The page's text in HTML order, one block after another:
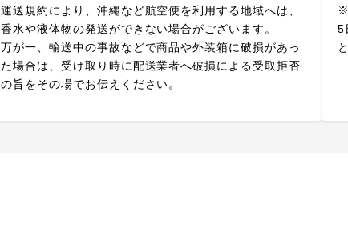
運送規約により、沖縄など航空便を利用する地域へは、
香水や液体物の発送ができない場合がございます。
万が一、輸送中の事故などで商品や外装箱に破損があっ
た場合は、受け取り時に配送業者へ破損による受取拒否
の旨をその場でお伝えください。
※
5